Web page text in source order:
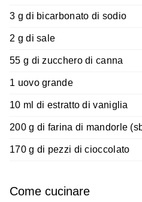
3 g di bicarbonato di sodio
2 g di sale
55 g di zucchero di canna
1 uovo grande
10 ml di estratto di vaniglia
200 g di farina di mandorle
170 g di pezzi di cioccolato
Come cucinare